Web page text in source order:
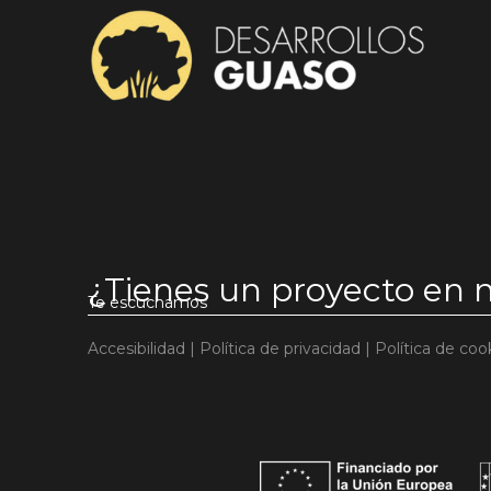
¿Tienes un proyecto en
Te escuchamos
Accesibilidad | Política de privacidad | Política de